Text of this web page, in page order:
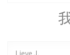
Lieve J